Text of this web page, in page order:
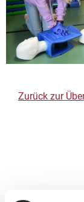
Zurück zur